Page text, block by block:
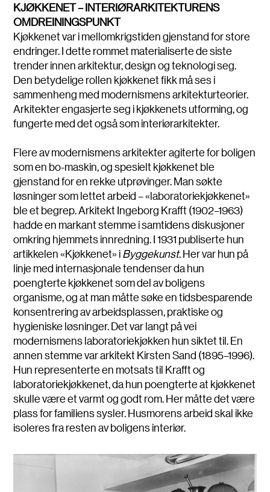
KJØKKENET – INTERIØRARKITEKTURENS
OMDREININGSPUNKT
Kjøkkenet var i mellomkrigstiden gjenstand for store
endringer. I dette rommet materialiserte de siste
trender innen arkitektur, design og teknologi seg.
Den betydelige rollen kjøkkenet fikk må ses i
sammenheng med modernismens arkitekturteorier.
Arkitekter engasjerte seg i kjøkkenets utforming, og
fungerte med det også som interiørarkitekter.
Flere av modernismens arkitekter agiterte for boligen
som en bo-maskin, og spesielt kjøkkenet ble
gjenstand for en rekke utprøvinger. Man søkte
løsninger som lettet arbeid – «laboratoriekjøkkenet»
ble et begrep. Arkitekt Ingeborg Krafft (1902–1963)
hadde en markant stemme i samtidens diskusjoner
omkring hjemmets innredning. I 1931 publiserte hun
artikkelen «Kjøkkenet» iByggekunst. Her var hun på
linje med internasjonale tendenser da hun
poengterte kjøkkenet som del av boligens
organisme, og at man måtte søke en tidsbesparende
konsentrering av arbeidsplassen, praktiske og
hygieniske løsninger. Det var langt på vei
modernismens laboratoriekjøkken hun siktet til. En
annen stemme var arkitekt Kirsten Sand (1895–1996).
Hun representerte en motsats til Krafft og
laboratoriekjøkkenet, da hun poengterte at kjøkkenet
skulle være et varmt og godt rom. Her måtte det være
plass for familiens sysler. Husmorens arbeid skal ikke
isoleres fra resten av boligens interiør.